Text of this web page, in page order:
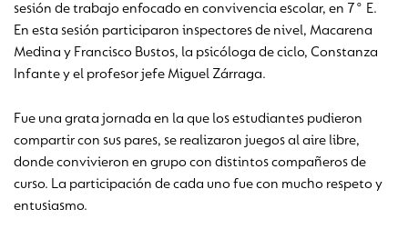
sesión de trabajo enfocado en convivencia escolar, en 7° E.
En esta sesión participaron inspectores de nivel, Macarena
Medina y Francisco Bustos, la psicóloga de ciclo, Constanza
Infante y el profesor jefe Miguel Zárraga.
Fue una grata jornada en la que los estudiantes pudieron
compartir con sus pares, se realizaron juegos al aire libre,
donde convivieron en grupo con distintos compañeros de
curso. La participación de cada uno fue con mucho respeto y
entusiasmo.